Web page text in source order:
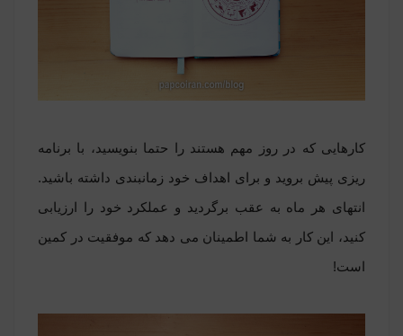
کارهایی که در روز مهم هستند را حتما بنویسید، با برنامه
ریزی پیش بروید و برای اهداف خود زمانبندی داشته باشید.
انتهای هر ماه به عقب برگردید و عملکرد خود را ارزیابی
کنید، این کار به شما اطمینان می دهد که موفقیت در کمین
است!